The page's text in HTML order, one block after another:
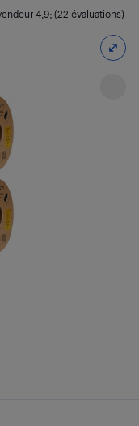
4,9; (22 évaluations)